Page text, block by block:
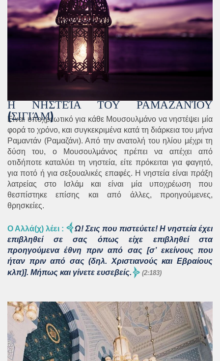
Η ΝΗΣΤΕΊΑ ΤΟΥ ΡΑΜΑΖΑΝΊΟΥ
(ΣΙΓΙΆΜ)
Είναι υποχρεωτικό για κάθε Μουσουλμάνο να νηστέψει μία
φορά το χρόνο, και συγκεκριμένα κατά τη διάρκεια του μήνα
Ραμαντάν (Ραμαζάνι). Από την ανατολή του ηλίου μέχρι τη
δύση του, ο Μουσουλμάνος πρέπει να απέχει από
οτιδήποτε καταλύει τη νηστεία, είτε πρόκειται για φαγητό,
για ποτό ή για σεξουαλικές επαφές. Η νηστεία είναι πράξη
λατρείας στο Ισλάμ και είναι μία υποχρέωση που
θεσπίστηκε επίσης και από άλλες, προηγούμενες,
θρησκείες.
Ο Αλλά(χ) λέει :
Ω! Σεις που πιστεύετε! Η νηστεία έχει
επιβληθεί σε σας όπως είχε επιβληθεί στα
προηγούμενα έθνη πριν από σας [σ’ εκείνους που
ήταν πριν από σας (δηλ. Χριστιανούς και Εβραίους
κλπ)]. Μήπως και γίνετε ευσεβείς.
(2:183)